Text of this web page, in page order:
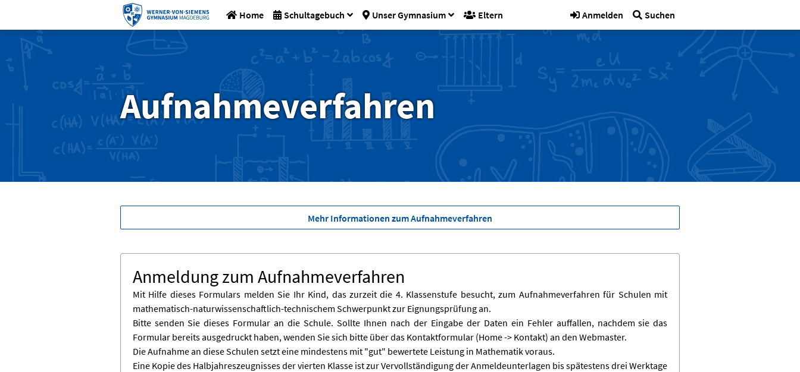
Home Schultagebuch Unser Gymnasium Eltern Anmelden Suchen
Aufnahmeverfahren
Mehr Informationen zum Aufnahmeverfahren
Anmeldung zum Aufnahmeverfahren
Mit Hilfe dieses Formulars melden Sie Ihr Kind, das zurzeit die 4. Klassenstufe besucht, zum Aufnahmeverfahren für Schulen mit
mathematisch-naturwissenschaftlich-technischem Schwerpunkt zur Eignungsprüfung an.
Bitte senden Sie dieses Formular an die Schule. Sollte Ihnen nach der Eingabe der Daten ein Fehler auffallen, nachdem sie das
Formular bereits ausgedruckt haben, wenden Sie sich bitte über das Kontaktformular (Home -> Kontakt) an den Webmaster.
Die Aufnahme an diese Schulen setzt eine mindestens mit "gut" bewertete Leistung in Mathematik voraus.
Eine Kopie des Halbjahreszeugnisses der vierten Klasse ist zur Vervollständigung der Anmeldeunterlagen bis spätestens drei Werktage